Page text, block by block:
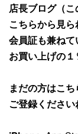
店長ブログ（
こちらから見ら
会員証も兼ね
お買い上げの１
まだの方はこ
ご登録くださ